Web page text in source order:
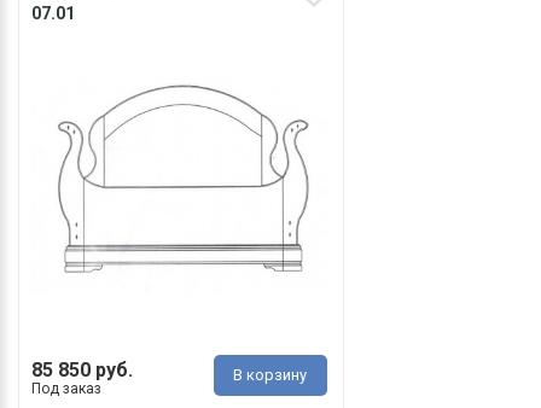
07.01
85 850 руб.
Под заказ
В корзину